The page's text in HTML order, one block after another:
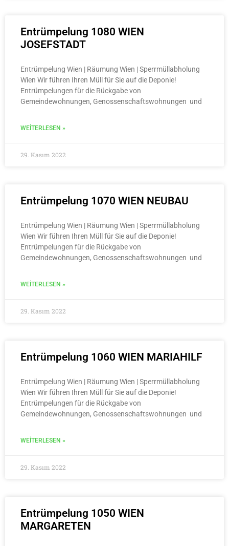
Entrümpelung 1080 WIEN
JOSEFSTADT
Entrümpelung Wien | Räumung Wien | Sperrmüllabholung
Wien Wir führen Ihren Müll für Sie auf die Deponie!
Entrümpelungen für die Rückgabe von
Gemeindewohnungen, Genossenschaftswohnungen und
WEITERLESEN »
29. Kasım 2022
Entrümpelung 1070 WIEN NEUBAU
Entrümpelung Wien | Räumung Wien | Sperrmüllabholung
Wien Wir führen Ihren Müll für Sie auf die Deponie!
Entrümpelungen für die Rückgabe von
Gemeindewohnungen, Genossenschaftswohnungen und
WEITERLESEN »
29. Kasım 2022
Entrümpelung 1060 WIEN MARIAHILF
Entrümpelung Wien | Räumung Wien | Sperrmüllabholung
Wien Wir führen Ihren Müll für Sie auf die Deponie!
Entrümpelungen für die Rückgabe von
Gemeindewohnungen, Genossenschaftswohnungen und
WEITERLESEN »
29. Kasım 2022
Entrümpelung 1050 WIEN
MARGARETEN